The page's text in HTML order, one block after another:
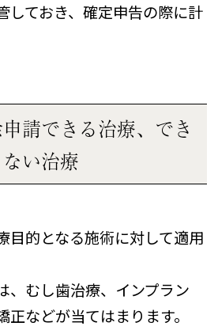
しておき、確定申告の際に計
請できる治療、でき
ない治療
目的となる施術に対して適用
、むし歯治療、インプラン
正などが当てはまります。